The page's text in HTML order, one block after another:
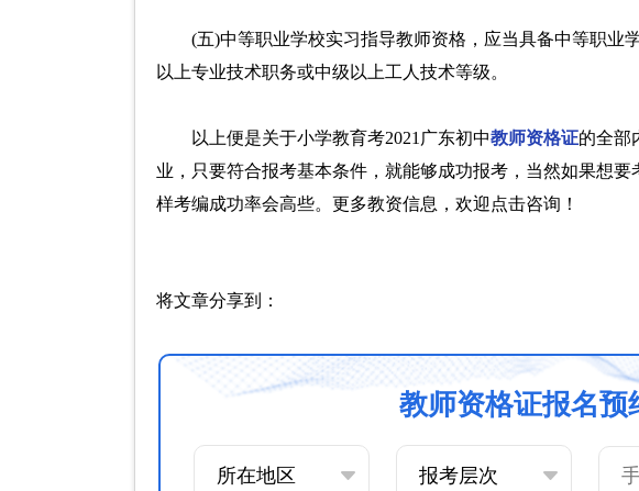
(五)中等职业学校实习指导教师资格，应当具备中等职业
以上专业技术职务或中级以上工人技术等级。
以上便是关于小学教育考2021广东初中教师资格证的全部
业，只要符合报考基本条件，就能够成功报考，当然如果想
样考编成功率会高些。更多教资信息，欢迎点击咨询！
将文章分享到：
教师资格证报名预